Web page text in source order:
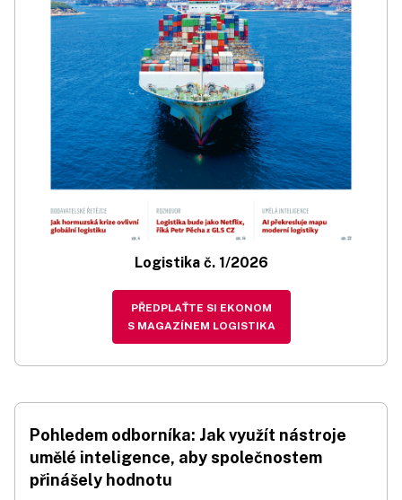
Logistika č. 1/2026
PŘEDPLAŤTE SI EKONOM
S MAGAZÍNEM LOGISTIKA
Pohledem odborníka: Jak využít nástroje
umělé inteligence, aby společnostem
přinášely hodnotu